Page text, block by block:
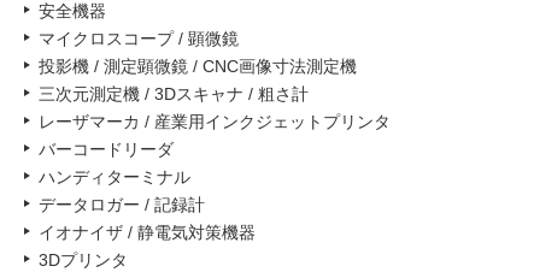
安全機器
マイクロスコープ / 顕微鏡
投影機 / 測定顕微鏡 / CNC画像寸法測定機
三次元測定機 / 3Dスキャナ / 粗さ計
レーザマーカ / 産業用インクジェットプリンタ
バーコードリーダ
ハンディターミナル
データロガー / 記録計
イオナイザ / 静電気対策機器
3Dプリンタ